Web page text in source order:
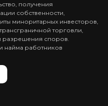
получения
собственности,
миноритарных инвесторов,
торговли,
разрешения споров.
найма работников